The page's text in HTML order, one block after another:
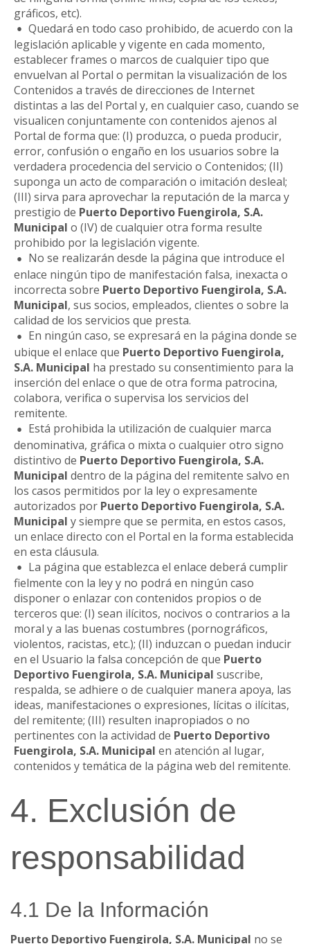
gráficos, etc).
Quedará en todo caso prohibido, de acuerdo con la
legislación aplicable y vigente en cada momento,
establecer frames o marcos de cualquier tipo que
envuelvan al Portal o permitan la visualización de los
Contenidos a través de direcciones de Internet
distintas a las del Portal y, en cualquier caso, cuando se
visualicen conjuntamente con contenidos ajenos al
Portal de forma que: (I) produzca, o pueda producir,
error, confusión o engaño en los usuarios sobre la
verdadera procedencia del servicio o Contenidos; (II)
suponga un acto de comparación o imitación desleal;
(III) sirva para aprovechar la reputación de la marca y
prestigio de Puerto Deportivo Fuengirola, S.A.
Municipal o (IV) de cualquier otra forma resulte
prohibido por la legislación vigente.
No se realizarán desde la página que introduce el
enlace ningún tipo de manifestación falsa, inexacta o
incorrecta sobre Puerto Deportivo Fuengirola, S.A.
Municipal, sus socios, empleados, clientes o sobre la
calidad de los servicios que presta.
En ningún caso, se expresará en la página donde se
ubique el enlace que Puerto Deportivo Fuengirola,
S.A. Municipal ha prestado su consentimiento para la
inserción del enlace o que de otra forma patrocina,
colabora, verifica o supervisa los servicios del
remitente.
Está prohibida la utilización de cualquier marca
denominativa, gráfica o mixta o cualquier otro signo
distintivo de Puerto Deportivo Fuengirola, S.A.
Municipal dentro de la página del remitente salvo en
los casos permitidos por la ley o expresamente
autorizados por Puerto Deportivo Fuengirola, S.A.
Municipal y siempre que se permita, en estos casos,
un enlace directo con el Portal en la forma establecida
en esta cláusula.
La página que establezca el enlace deberá cumplir
fielmente con la ley y no podrá en ningún caso
disponer o enlazar con contenidos propios o de
terceros que: (I) sean ilícitos, nocivos o contrarios a la
moral y a las buenas costumbres (pornográficos,
violentos, racistas, etc.); (II) induzcan o puedan inducir
en el Usuario la falsa concepción de que Puerto
Deportivo Fuengirola, S.A. Municipal suscribe,
respalda, se adhiere o de cualquier manera apoya, las
ideas, manifestaciones o expresiones, lícitas o ilícitas,
del remitente; (III) resulten inapropiados o no
pertinentes con la actividad de Puerto Deportivo
Fuengirola, S.A. Municipal en atención al lugar,
contenidos y temática de la página web del remitente.
4. Exclusión de
responsabilidad
4.1 De la Información
Puerto Deportivo Fuengirola, S.A. Municipal no se